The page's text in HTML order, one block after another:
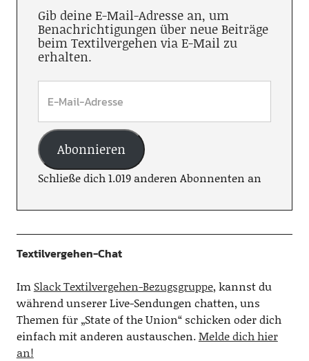
Gib deine E-Mail-Adresse an, um
Benachrichtigungen über neue Beiträge
beim Textilvergehen via E-Mail zu
erhalten.
Abonnieren
Schließe dich 1.019 anderen Abonnenten an
Textilvergehen-Chat
Im Slack Textilvergehen-Bezugsgruppe, kannst du
während unserer Live-Sendungen chatten, uns
Themen für „State of the Union“ schicken oder dich
einfach mit anderen austauschen.Melde dich hier
an!